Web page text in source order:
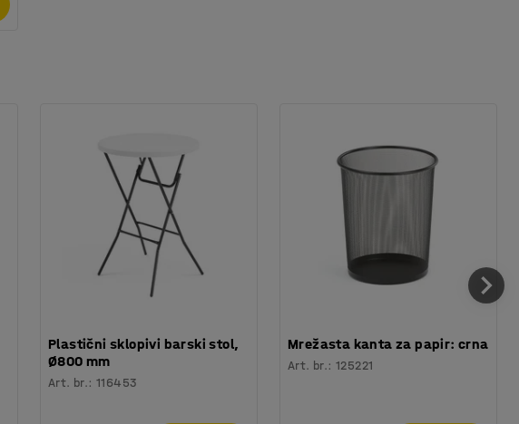
Plastični sklopivi barski stol,
Ø800 mm
Art. br.:116453
Mrežasta kanta za papir: crna
Art. br.:125221